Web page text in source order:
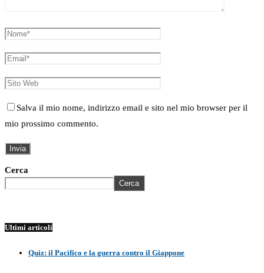
Salva il mio nome, indirizzo email e sito nel mio browser per il
mio prossimo commento.
Cerca
Cerca
Ultimi articoli
Quiz: il Pacifico e la guerra contro il Giappone